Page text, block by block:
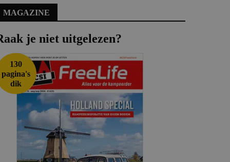
MAGAZINE
je niet uitgelezen?
130
pagina's
dik